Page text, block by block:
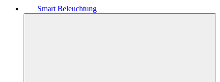
Smart Beleuchtung